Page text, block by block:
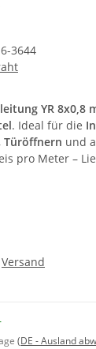
3644
YR 8x0,8
. Ideal für die
Türöffnern und
pro Meter –
Versand
(DE - Ausland